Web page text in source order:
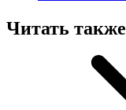
Читать также